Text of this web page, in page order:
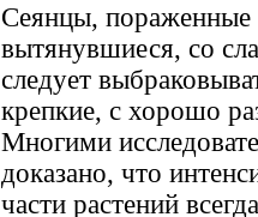
Сеянцы, пораженные
вытянувшиеся, со
следует
крепкие, с хорошо
Многими
доказано, что
части растений